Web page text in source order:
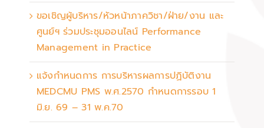
ขอเชิญผู้บริหาร/หัวหน้าภาควิชา/ฝ่าย/งาน และ
ศูนย์ฯ ร่วมประชุมออนไลน์ Performance
Management in Practice
แจ้งกำหนดการ การบริหารผลการปฏิบัติงาน
MEDCMU PMS พ.ศ.2570 กำหนดการรอบ 1
มิ.ย. 69 – 31 พ.ค.70